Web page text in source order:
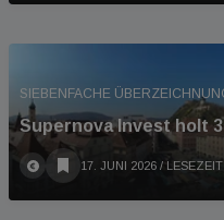
SIEBENFACHE
Supernova Invest holt
17. JUNI 2026 /